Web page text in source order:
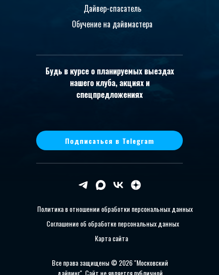
Будь в курсе о планируемых выездах
нашего клуба, акциях и
спецпредложениях
Подписаться в Telegram
Карта сайта
Соглашение об обработке персональных данных
Политика в отношении обработки персональных данных
Все права защищены © 2026 "Московский
Дайвер-спасатель
Обучение на дайвмастера